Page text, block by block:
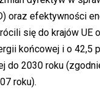
oraz efektywności
się do krajów UE
końcowej i o 42,5
do 2030 roku
roku).